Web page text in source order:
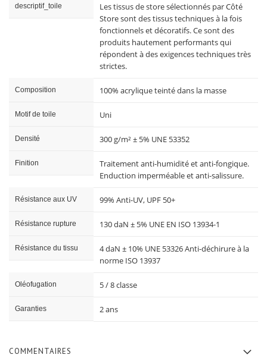
descriptif_toile
Les tissus de store sélectionnés par Côté
Store sont des tissus techniques à la fois
fonctionnels et décoratifs. Ce sont des
produits hautement performants qui
répondent à des exigences techniques très
strictes.
Composition 100% acrylique teinté dans la masse
Motif de toile Uni
Densité 300 g/m² ± 5% UNE 53352
Finition
Traitement anti-humidité et anti-fongique.
Enduction imperméable et anti-salissure.
Résistance aux UV 99% Anti-UV, UPF 50+
Résistance rupture 130 daN ± 5% UNE EN ISO 13934-1
Résistance du tissu
4 daN ± 10% UNE 53326 Anti-déchirure à la
norme ISO 13937
Oléofugation 5 / 8 classe
Garanties 2 ans
COMMENTAIRES